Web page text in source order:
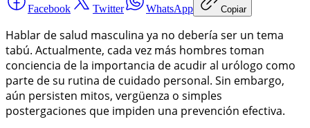
Facebook Twitter WhatsApp Copiar
Hablar de salud masculina ya no debería ser un tema
tabú. Actualmente, cada vez más hombres toman
conciencia de la importancia de acudir al urólogo como
parte de su rutina de cuidado personal. Sin embargo,
aún persisten mitos, vergüenza o simples
postergaciones que impiden una prevención efectiva.